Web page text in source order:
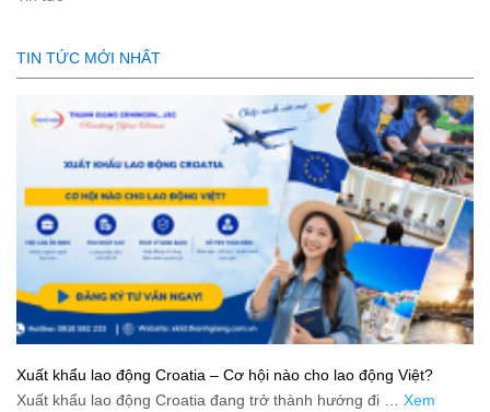
TIN TỨC MỚI NHẤT
Xuất khẩu lao động Croatia – Cơ hội nào cho lao động Việt?
Xuất khẩu lao động Croatia đang trở thành hướng đi … Xem